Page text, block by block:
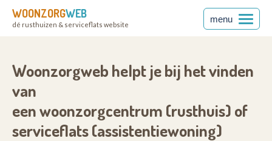
WOONZORGWEB
dé rusthuizen & serviceflats website
menu
Woonzorgweb helpt je bij het vinden
van
een woonzorgcentrum (rusthuis) of
serviceflats (assistentiewoning)